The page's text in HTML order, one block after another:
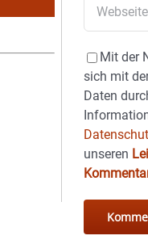
Mit der
sich mit
Daten
unseren